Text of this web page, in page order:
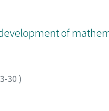
在するかどうかは分かっ
なる素数pに対する計算結
of
30 )